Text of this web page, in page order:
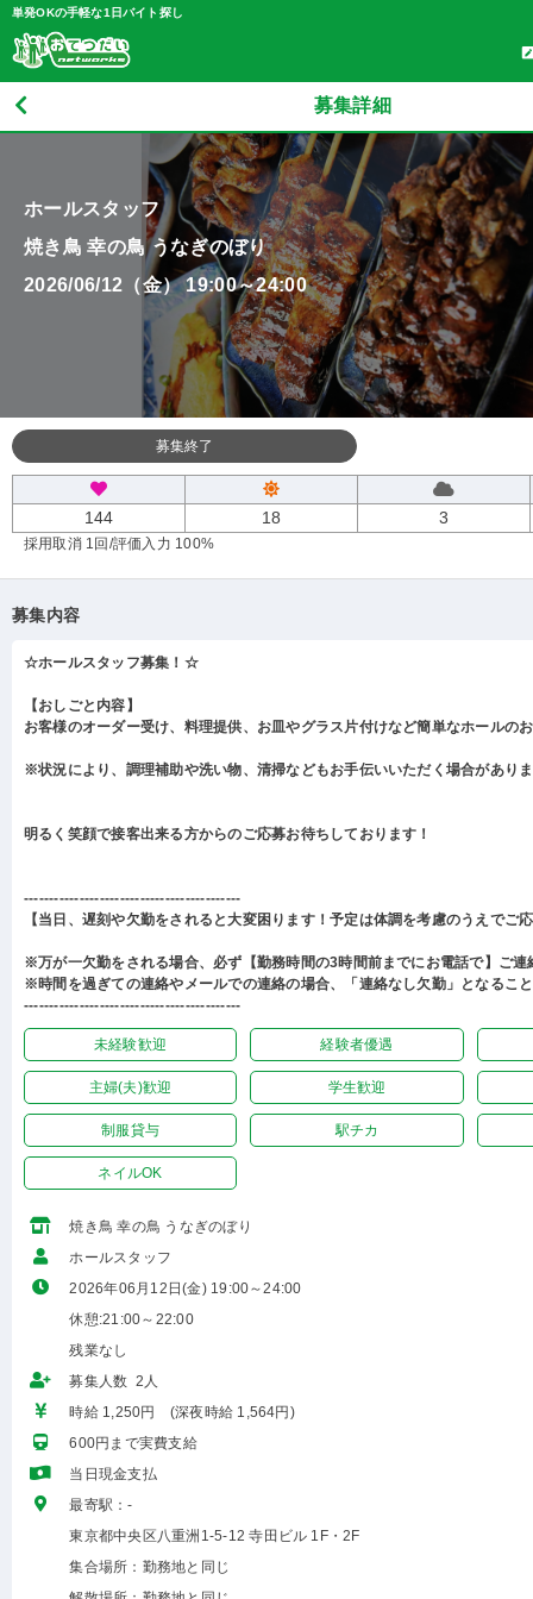
単発OKの手軽な1日バイト探し
募集詳細
ホールスタッフ
焼き鳥 幸の鳥 うなぎのぼり
2026/06/12（金） 19:00～24:00
募集終了
144 18 3
採用取消 1回 /評価入力 100%
募集内容
☆ホールスタッフ募集！☆
【おしごと内容】
お客様のオーダー受け、料理提供、お皿やグラス片付けなど簡単なホールの
※状況により、調理補助や洗い物、清掃などもお手伝いいただく場合があり
明るく笑顔で接客出来る方からのご応募お待ちしております！
-------------------------------------------
【当日、遅刻や欠勤をされると大変困ります！予定は体調を考慮のうえでご
※万が一欠勤をされる場合、必ず【勤務時間の3時間前までにお電話で】ご連
※時間を過ぎての連絡やメールでの連絡の場合、「連絡なし欠勤」となるこ
-------------------------------------------
未経験歓迎 経験者優遇
主婦(夫)歓迎 学生歓迎
制服貸与 駅チカ
ネイルOK
焼き鳥 幸の鳥 うなぎのぼり
ホールスタッフ
2026年06月12日(金) 19:00～24:00
休憩:21:00～22:00
残業なし
募集人数 2人
時給 1,250円 (深夜時給 1,564円)
600円まで実費支給
当日現金支払
最寄駅：-
東京都中央区八重洲1-5-12 寺田ビル 1F・2F
集合場所：勤務地と同じ